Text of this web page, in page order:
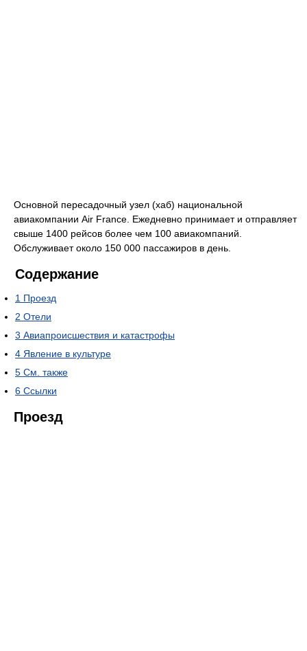
Основной пересадочный узел (хаб) национальной
авиакомпании Air France. Ежедневно принимает и отправляет
свыше 1400 рейсов более чем 100 авиакомпаний.
Обслуживает около 150 000 пассажиров в день.
Содержание
1 Проезд
2 Отели
3 Авиапроисшествия и катастрофы
4 Явление в культуре
5 См. также
6 Ссылки
Проезд